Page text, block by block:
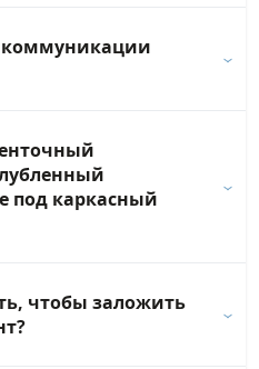
коммуникации
под каркасный
чтобы заложить